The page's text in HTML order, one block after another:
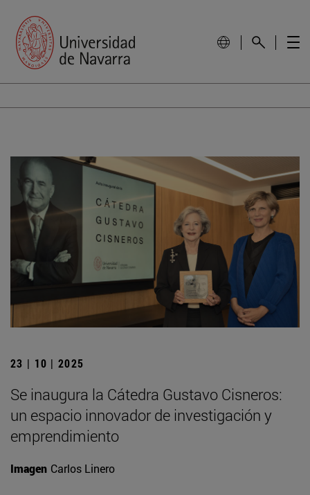
23 | 10 | 2025
Se inaugura la Cátedra Gustavo Cisneros:
un espacio innovador de investigación y
emprendimiento
Imagen Carlos Linero